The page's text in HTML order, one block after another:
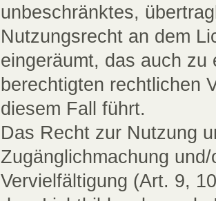
unbeschränktes,
Nutzungsrecht an dem
eingeräumt, das auch zu
berechtigten rechtlichen
diesem Fall führt.
Das Recht zur Nutzung
Zugänglichmachung und/
Vervielfältigung (Art. 9,